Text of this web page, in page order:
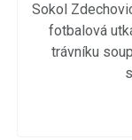
Sokol
fotbalová
trávníku